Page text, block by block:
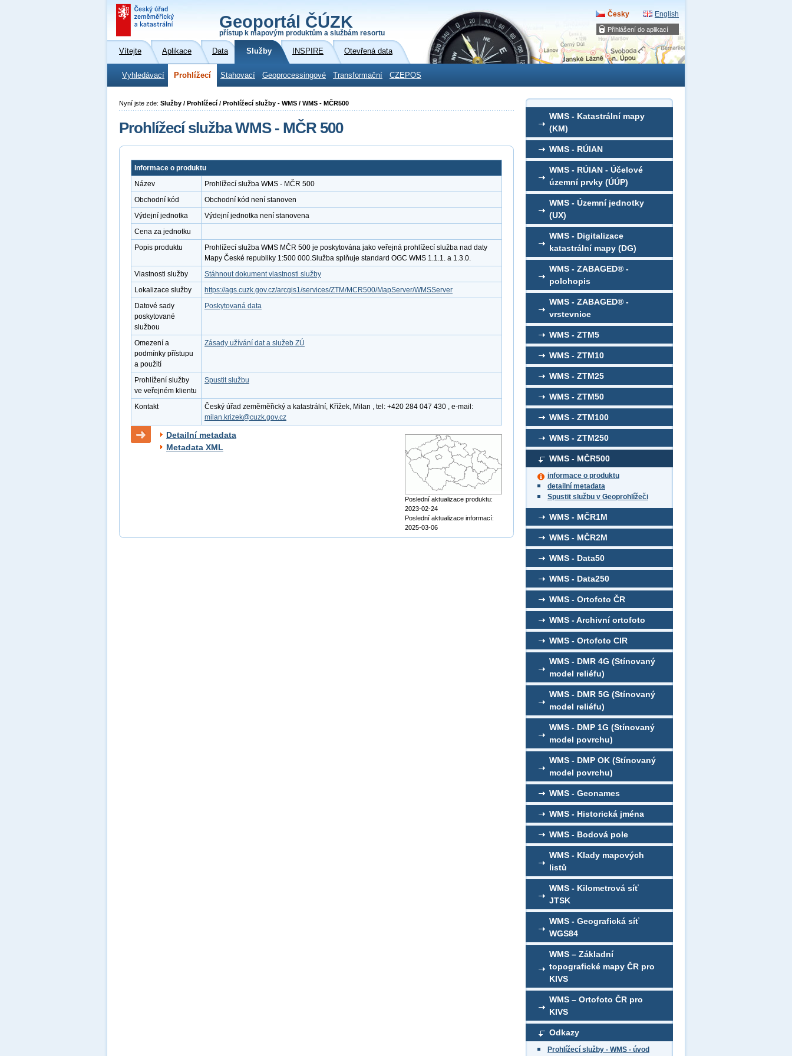
Přihlášení do aplikací
Geoportál ČÚZK
přístup k mapovým produktům a službám resortu
Česky English
Vítejte Aplikace Data Služby INSPIRE Otevřená data
Vyhledávací Prohlížecí Stahovací Geoprocessingové Transformační CZEPOS
WMS - Katastrální mapy
(KM)
WMS - RÚIAN
WMS - RÚIAN - Účelové
územní prvky (ÚÚP)
WMS - Územní jednotky
(UX)
WMS - Digitalizace
katastrální mapy (DG)
WMS - ZABAGED® -
polohopis
WMS - ZABAGED® -
vrstevnice
WMS - ZTM5
WMS - ZTM10
WMS - ZTM25
WMS - ZTM50
WMS - ZTM100
WMS - ZTM250
WMS - MČR500
informace o produktu
detailní metadata
Spustit službu v Geoprohlížeči
WMS - MČR1M
WMS - MČR2M
WMS - Data50
WMS - Data250
WMS - Ortofoto ČR
WMS - Archivní ortofoto
WMS - Ortofoto CIR
WMS - DMR 4G (Stínovaný
model reliéfu)
WMS - DMR 5G (Stínovaný
model reliéfu)
WMS - DMP 1G (Stínovaný
model povrchu)
WMS - DMP OK (Stínovaný
model povrchu)
WMS - Geonames
WMS - Historická jména
WMS - Bodová pole
WMS - Klady mapových
listů
WMS - Kilometrová síť
JTSK
WMS - Geografická síť
WGS84
WMS – Základní
topografické mapy ČR pro
KIVS
WMS – Ortofoto ČR pro
KIVS
Odkazy
Prohlížecí služby - WMS - úvod
Nyní jste zde: Služby / Prohlížecí / Prohlížecí služby - WMS / WMS - MČR500
Prohlížecí služba WMS - MČR 500
Informace o produktu
Název
Prohlížecí služba WMS - MČR 500
Obchodní kód
Obchodní kód není stanoven
Výdejní jednotka
Výdejní jednotka není stanovena
Cena za jednotku
Popis produktu
Prohlížecí služba WMS MČR 500 je poskytována jako veřejná prohlížecí služba nad daty
Mapy České republiky 1:500 000.Služba splňuje standard OGC WMS 1.1.1. a 1.3.0.
Vlastnosti služby
Stáhnout dokument vlastnosti služby
Lokalizace služby
https://ags.cuzk.gov.cz/arcgis1/services/ZTM/MCR500/MapServer/WMSServer
Datové sady
poskytované
službou
Poskytovaná data
Omezení a
podmínky přístupu
a použití
Zásady užívání dat a služeb ZÚ
Prohlížení služby
ve veřejném klientu
Spustit službu
Kontakt
Český úřad zeměměřický a katastrální, Křížek, Milan , tel: +420 284 047 430 , e-mail:
milan.krizek@cuzk.gov.cz
Detailní metadata
Metadata XML
Poslední aktualizace produktu:
2023-02-24
Poslední aktualizace informací:
2025-03-06